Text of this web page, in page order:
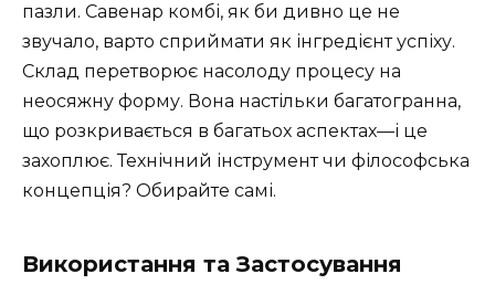
пазли. Савенар комбі, як би дивно це не
звучало, варто сприймати як інгредієнт успіху.
Склад перетворює насолоду процесу на
неосяжну форму. Вона настільки багатогранна,
що розкривається в багатьох аспектах—і це
захоплює. Технічний інструмент чи філософська
концепція? Обирайте самі.
Використання та Застосування